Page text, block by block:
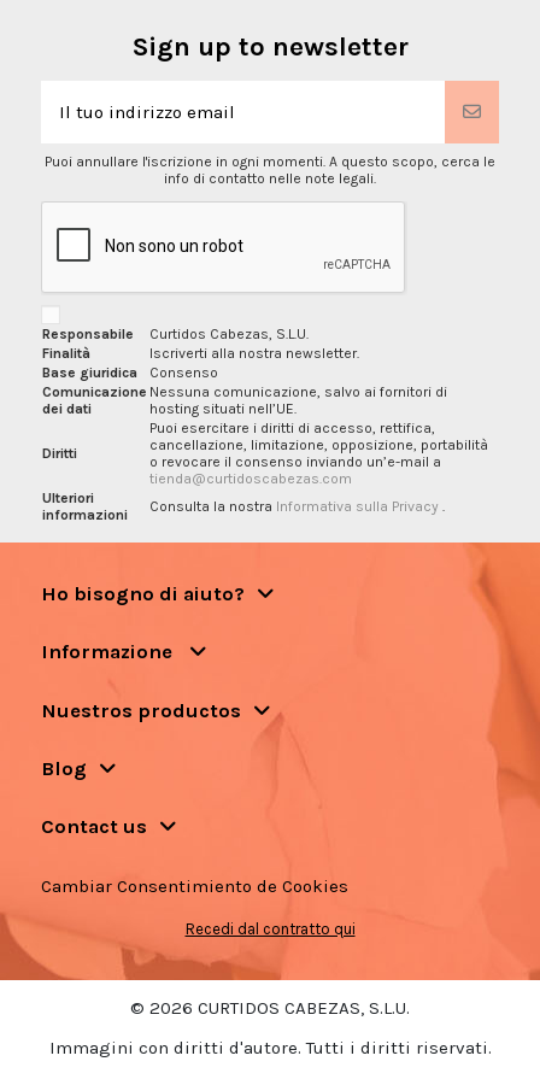
Sign up to newsletter
Puoi annullare l'iscrizione in ogni momenti. A questo scopo, cerca le
info di contatto nelle note legali.
Responsabile
Curtidos Cabezas, S.L.U.
Finalità
Iscriverti alla nostra newsletter.
Base giuridica
Consenso
Comunicazione
dei dati
Nessuna comunicazione, salvo ai fornitori di
hosting situati nell’UE.
Diritti
Puoi esercitare i diritti di accesso, rettifica,
cancellazione, limitazione, opposizione, portabilità
o revocare il consenso inviando un’e-mail a
tienda@curtidoscabezas.com
Ulteriori
informazioni
Consulta la nostra Informativa sulla Privacy
Ho bisogno di aiuto?
Informazione
Nuestros productos
Blog
Contact us
Cambiar Consentimiento de Cookies
Recedi dal contratto qui
© 2026 CURTIDOS CABEZAS, S.L.U.
Immagini con diritti d'autore. Tutti i diritti riservati.